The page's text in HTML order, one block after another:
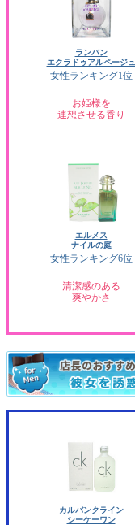
ランバン
エクラドゥアルページュ
女性ランキング1位
お姫様を
連想させる香り
エルメス
ナイルの庭
女性ランキング6位
清潔感のある
爽やかさ
カルバンクライン
シーケーワン